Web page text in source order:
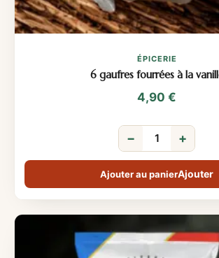
ÉPICERIE
6 gaufres fourrées à la
4,90 €
− +
Ajouter au panier